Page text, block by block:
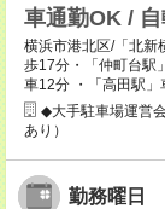
車通勤OK /
横浜市港北区/「北新
歩17分・「仲町台駅
車12分 ・「高田駅」
◆大手駐車場運営
あり）
勤務曜日